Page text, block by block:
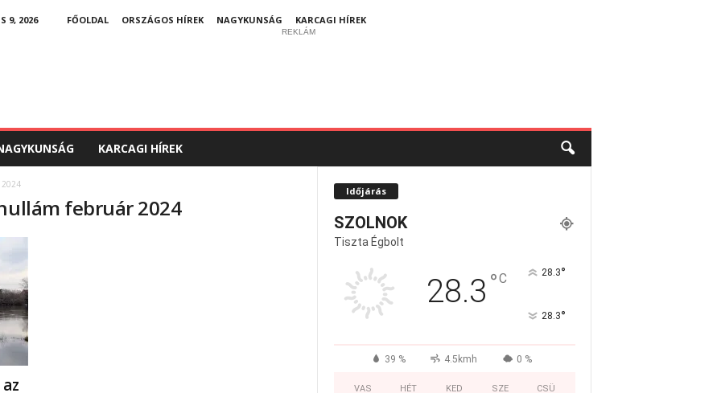
9, 2026 FŐOLDAL ORSZÁGOS HÍREK NAGYKUNSÁG
KARCAGI HÍREK
REKLÁM
KARCAGI HÍREK
február 2024
Időjárás
SZOLNOK
Tiszta Égbolt
28.3 °C 28.3°
28.3°
39 % 4.5kmh 0 %
VAS HÉT KED SZE CSÜ